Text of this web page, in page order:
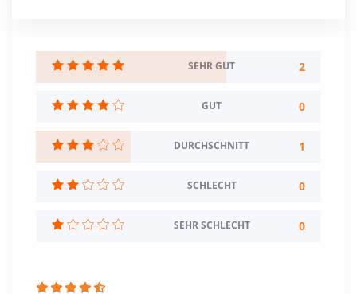
7 Semester
Sprache
Deutsch
Studienbeginn
Kempten (Allgäu) >> Kempten (Allgäu)
SEHR GUT 2
GUT 0
DURCHSCHNITT 1
SCHLECHT 0
SEHR SCHLECHT 0